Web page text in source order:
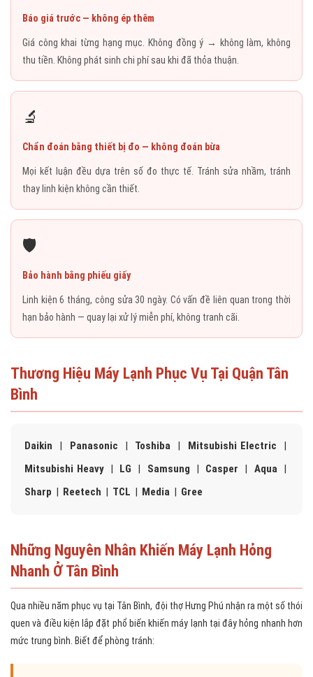
Báo giá trước — không ép thêm
Giá công khai từng hạng mục. Không đồng ý → không làm, không
thu tiền. Không phát sinh chi phí sau khi đã thỏa thuận.
🔬
Chẩn đoán bằng thiết bị đo — không đoán bừa
Mọi kết luận đều dựa trên số đo thực tế. Tránh sửa nhầm, tránh
thay linh kiện không cần thiết.
🛡️
Bảo hành bằng phiếu giấy
Linh kiện 6 tháng, công sửa 30 ngày. Có vấn đề liên quan trong thời
hạn bảo hành — quay lại xử lý miễn phí, không tranh cãi.
Thương Hiệu Máy Lạnh Phục Vụ Tại Quận Tân
Bình
Daikin | Panasonic | Toshiba | Mitsubishi Electric |
Mitsubishi Heavy| LG | Samsung | Casper | Aqua|
Sharp | Reetech | TCL | Media | Gree
Những Nguyên Nhân Khiến Máy Lạnh Hỏng
Nhanh Ở Tân Bình
Qua nhiều năm phục vụ tại Tân Bình, đội thợ Hưng Phú nhận ra một số thói
quen và điều kiện lắp đặt phổ biến khiến máy lạnh tại đây hỏng nhanh hơn
mức trung bình. Biết để phòng tránh: